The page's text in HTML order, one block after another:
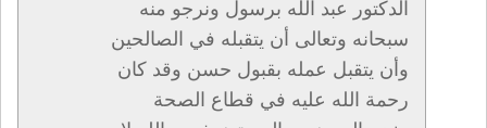
الدكتور عبد الله برسول ونرجو منه
سبحانه وتعالى أن يتقبله في الصالحين
وأن يتقبل عمله بقبول حسن وقد كان
رحمة الله عليه في قطاع الصحة